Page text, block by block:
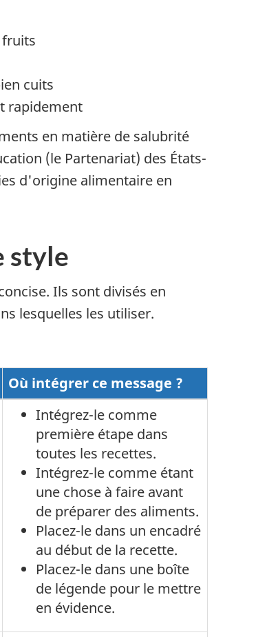
fruits
cuits
rapidement
en matière de salubrité
(le Partenariat) des États-
d'origine alimentaire en
style
Ils sont divisés en
lesquelles les utiliser.
Où intégrer ce message ?
Intégrez-le comme
première étape dans
toutes les recettes.
Intégrez-le comme étant
une chose à faire avant
de préparer des aliments.
Placez-le dans un encadré
au début de la recette.
Placez-le dans une boîte
de légende pour le mettre
en évidence.